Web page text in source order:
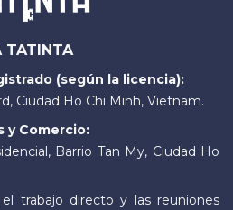
TATINTA
(según la licencia):
Ciudad Ho Chi Minh, Vietnam.
y Comercio:
Barrio Tan My, Ciudad Ho
el trabajo directo y las reuniones